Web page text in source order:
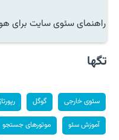
راهنمای سئوی سایت برای
تگها
سئوی خارجی گوگل
آموزش سئو موتورهای جستجو